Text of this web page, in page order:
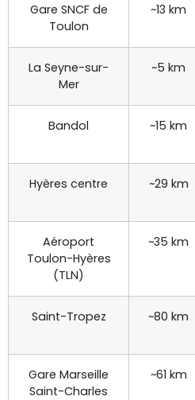
Gare SNCF de
Toulon
~13 km
La Seyne-sur-
Mer
~5 km
Bandol ~15 km
Hyères centre ~29 km
Aéroport
Toulon-Hyères
(TLN)
~35 km
Saint-Tropez ~80 km
Gare Marseille
Saint-Charles
~61 km